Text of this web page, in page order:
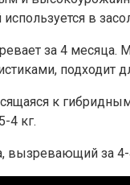
в
за 4 месяца.
подходит
к
4 кг.
за